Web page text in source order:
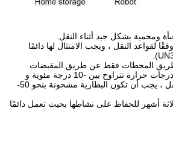
ومحمية بشكل جيد أثناء النقل.
لقواعد النقل ، ويجب الامتثال لها دائمًا
طريق المحطات فقط عن طريق المقبضات
يجب تخزين البطارية في درجات حرارة تتراوح بين -10 درجة مئوية و
+30 درجة مئوية. أثناء النقل ، يجب أن تكون البطارية مشحونة بنحو 50-
أشهر للحفاظ على نشاطها بحيث تعمل دائمًا